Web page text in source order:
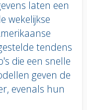
laten een
wekelijkse
tendens
die een snelle
geven de
evenals hun